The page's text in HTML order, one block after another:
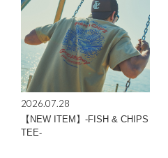
2026.07.28
【NEW ITEM】-FISH & CHIPS
TEE-